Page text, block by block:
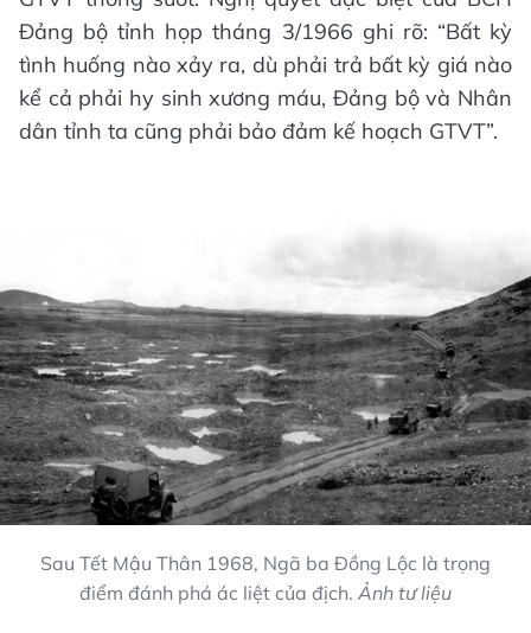
Đảng bộ tỉnh họp tháng 3/1966 ghi rõ: “Bất kỳ
tình huống nào xảy ra, dù phải trả bất kỳ giá nào
kể cả phải hy sinh xương máu, Đảng bộ và Nhân
dân tỉnh ta cũng phải bảo đảm kế hoạch GTVT”.
Sau Tết Mậu Thân 1968, Ngã ba Đồng Lộc là trọng
điểm đánh phá ác liệt của địch. Ảnh tư liệu